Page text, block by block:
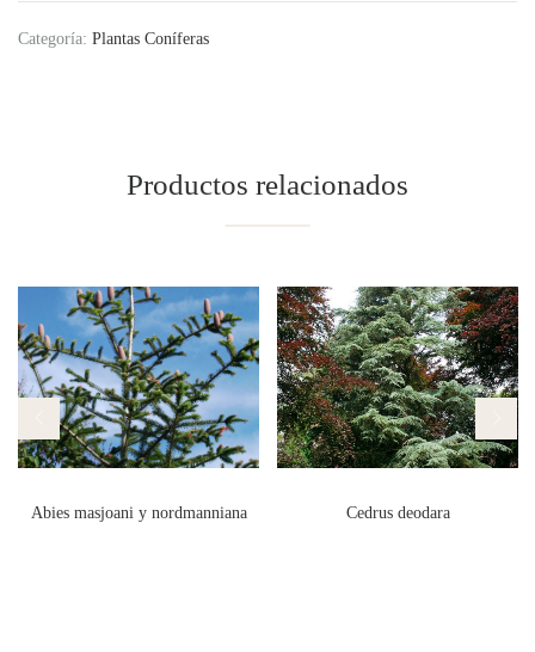
Categoría: Plantas Coníferas
Productos relacionados
Abies masjoani y nordmanniana Cedrus deodara